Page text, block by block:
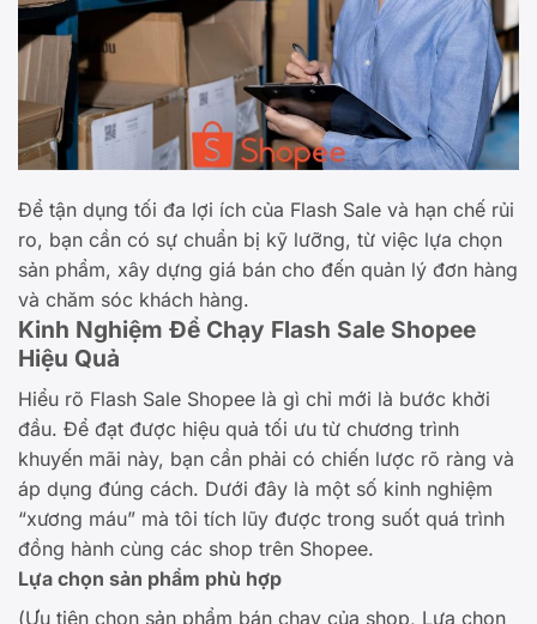
Để tận dụng tối đa lợi ích của Flash Sale và hạn chế rủi
ro, bạn cần có sự chuẩn bị kỹ lưỡng, từ việc lựa chọn
sản phẩm, xây dựng giá bán cho đến quản lý đơn hàng
và chăm sóc khách hàng.
Kinh Nghiệm Để Chạy Flash Sale Shopee
Hiệu Quả
Hiểu rõ Flash Sale Shopee là gì chỉ mới là bước khởi
đầu. Để đạt được hiệu quả tối ưu từ chương trình
khuyến mãi này, bạn cần phải có chiến lược rõ ràng và
áp dụng đúng cách. Dưới đây là một số kinh nghiệm
“xương máu” mà tôi tích lũy được trong suốt quá trình
đồng hành cùng các shop trên Shopee.
Lựa chọn sản phẩm phù hợp
(Ưu tiên chọn sản phẩm bán chạy của shop, Lựa chọn